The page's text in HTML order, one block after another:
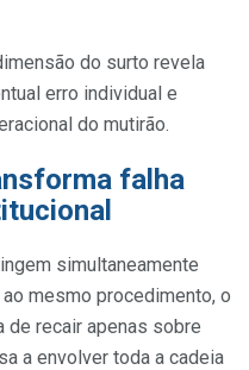
do surto revela
erro individual e
do mutirão.
falha
simultaneamente
mesmo procedimento, o
recair apenas sobre
a envolver toda a cadeia